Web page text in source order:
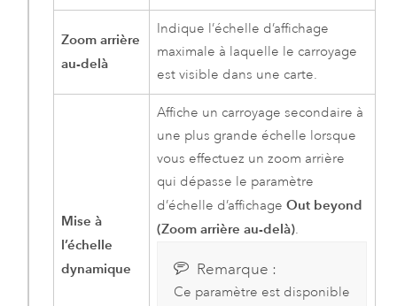
Zoom arrière
au-delà
Indique l’échelle d’affichage
maximale à laquelle le carroyage
est visible dans une carte.
Mise à
l’échelle
dynamique
Affiche un carroyage secondaire à
une plus grande échelle lorsque
vous effectuez un zoom arrière
qui dépasse le paramètre
d’échelle d’affichageOut beyond
(Zoom arrière au-delà).
Remarque :
Ce paramètre est disponible